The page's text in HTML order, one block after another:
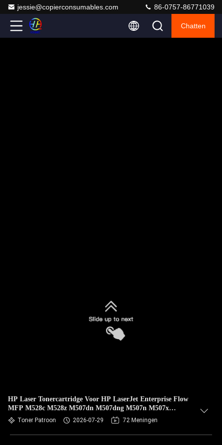
jessie@copierconsumables.com 86-0757-86771039
Chatten
HP Laser Tonercartridge Voor HP LaserJet Enterprise Flow
MFP M528c M528z M507dn M507dng M507n M507x
CF289A 89A
Toner Patroon 2026-07-29 72 Meningen